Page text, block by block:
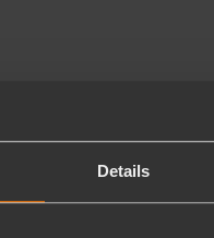
Details